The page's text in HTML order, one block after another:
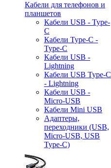
Кабели для телефонов и
планшетов
Кабели USB - Type-
C
Кабели Type-C -
Type-C
Кабели USB -
Lightning
Кабели USB Type-C
- Lightning
Кабели USB -
Micro-USB
Кабели Mini USB
Адаптеры,
переходники (USB,
Micro-USB, USB
Type-C)